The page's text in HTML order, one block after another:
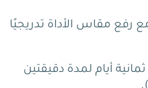
رفع مقاس الأداة تدريجيًا
أيام لمدة دقيقتين